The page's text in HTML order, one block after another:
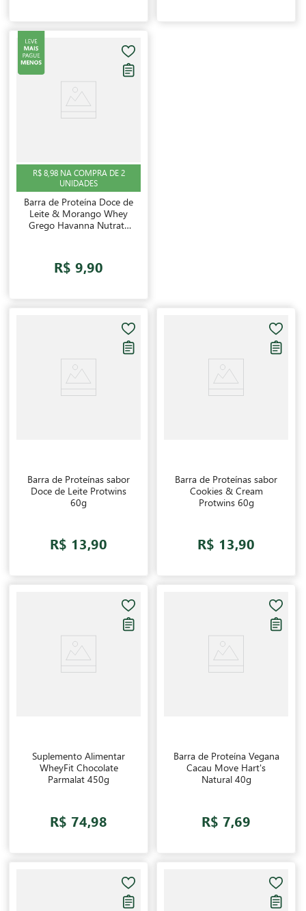
R$ 8,98 NA COMPRA DE 2
UNIDADES
Barra de Proteína Doce de
Leite & Morango Whey
Grego Havanna Nutrata
R$ 9,90
Barra de Proteínas sabor
Doce de Leite Protwins
60g
R$ 13,90
Barra de Proteínas sabor
Cookies & Cream
Protwins 60g
R$ 13,90
Suplemento Alimentar
WheyFit Chocolate
Parmalat 450g
R$ 74,98
Barra de Proteína Vegana
Cacau Move Hart's
Natural 40g
R$ 7,69